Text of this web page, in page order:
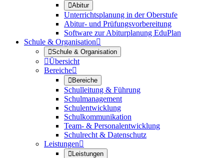
Abitur
Unterrichtsplanung in der Oberstufe
Abitur- und Prüfungsvorbereitung
Software zur Abiturplanung EduPlan
Schule & Organisation
Schule & Organisation
Übersicht
Bereiche
Bereiche
Schulleitung & Führung
Schulmanagement
Schulentwicklung
Schulkommunikation
Team- & Personalentwicklung
Schulrecht & Datenschutz
Leistungen
Leistungen